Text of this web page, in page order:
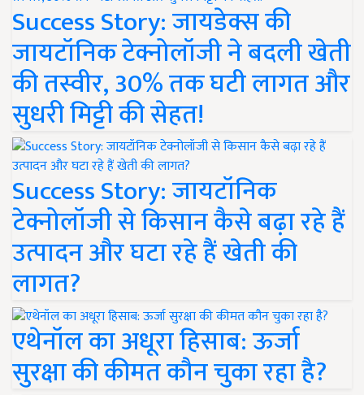
Success Story: जायडेक्स की
जायटॉनिक टेक्नोलॉजी ने बदली खेती
की तस्वीर, 30% तक घटी लागत और
सुधरी मिट्टी की सेहत!
Success Story: जायटॉनिक
टेक्नोलॉजी से किसान कैसे बढ़ा रहे हैं
उत्पादन और घटा रहे हैं खेती की
लागत?
एथेनॉल का अधूरा हिसाब: ऊर्जा
सुरक्षा की कीमत कौन चुका रहा है?